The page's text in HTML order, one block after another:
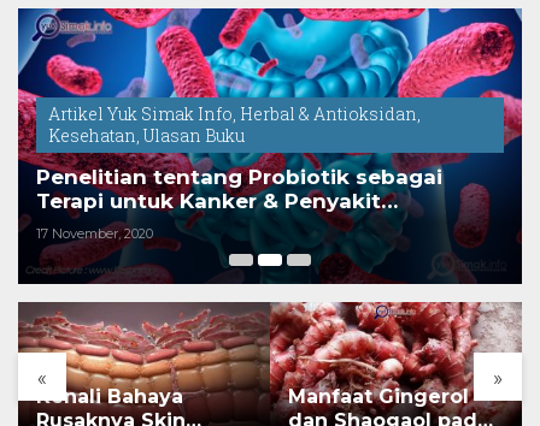
Artikel Yuk Simak Info, Herbal & Antioksidan,
Kesehatan, Ulasan Buku
Penelitian tentang Probiotik sebagai
Terapi untuk Kanker & Penyakit
Imunologis.
17 November, 2020
« »
Kenali Bahaya
Rusaknya Skin
Manfaat Gingerol
dan Shaogaol pada